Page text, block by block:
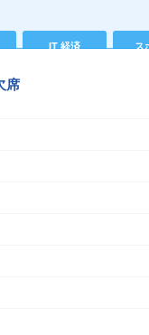
IT 経済 ス
席